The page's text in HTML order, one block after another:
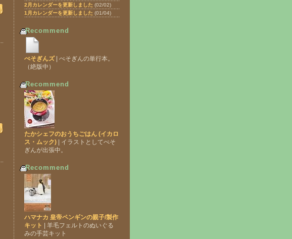
2月カレンダーを更新しました (02/02)
1月カレンダーを更新しました (01/04)
Recommend
ぺそぎんズ| ぺそぎんの単行本。
（絶版中）
Recommend
たかシェフのおうちごはん (イカロ
ス・ムック) | イラストとしてぺそ
ぎんが出張中。
Recommend
ハマナカ 皇帝ペンギンの親子/製作
キット
| 羊毛フェルトのぬいぐる
みの手芸キット